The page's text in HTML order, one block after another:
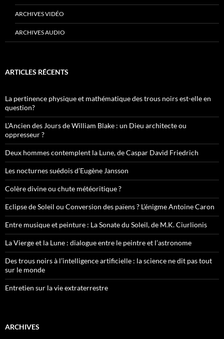
ARCHIVES VIDÉO
ARCHIVES AUDIO
ARTICLES RÉCENTS
La pertinence physique et mathématique des trous noirs est-elle en
question?
L’Ancien des Jours de William Blake : un Dieu architecte ou
oppresseur ?
Deux hommes contemplent la Lune, de Caspar David Friedrich
Les nocturnes suédois d’Eugène Jansson
Colère divine ou chute météoritique ?
Eclipse de Soleil ou Conversion des païens ? L’énigme Antoine Caron
Entre musique et peinture : La Sonate du Soleil, de M.K. Ciurlionis
La Vierge et la Lune : dialogue entre le peintre et l’astronome
Des trous noirs à l’intelligence artificielle : la science ne dit pas tout
sur le monde
Entretien sur la vie extraterrestre
ARCHIVES